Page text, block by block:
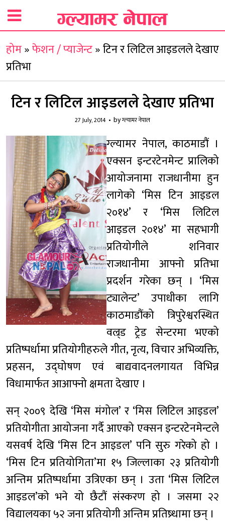
होम»फेशन / प्याजेन्ट»टिन र लिटिल आइडलले देखाए
प्रतिभा
टिन र लिटिल आइडलले देखाए प्रतिभा
27 July, 2014 byग्ल्यामर नेपाल
ग्ल्यामर नेपाल, काठमाडौं ।
एक्सन इन्टरटेनमेन्ट प्रालिको
आयोजनामा राजधानीमा हुन
लागेको ‘मिस टिन आइडल
२०१४’ र ‘मिस लिटिल
आइडल २०१४’ मा सहभागी
प्रतियोगीले शनिवार
राजधानीमा आफ्नो प्रतिभा
प्रदर्शन गरेका छन् । ‘मिस
ट्यालेन्ट’ उपाधीका लागि
काठमाडौंको त्रिपुरेश्वरस्थित
वल्र्ड ट्रेड सेन्टरमा भएको
प्रतिष्पर्धामा प्रतियोगीहरुले गीत, नृत्य, विचार अभिव्यक्ति,
प्रहसन, उद्घोषण एवं बाद्यवादनलगायत विभिन्न
विधामार्फत आआफ्नो क्षमता देखाए ।
सन् २००९ देखि ‘मिस मंगोल’ र ‘मिस लिटिल आइडल’
प्रतियोगीता आयोजना गर्दै आएको एक्सन इन्टरटेनमेन्टले
यसवर्ष देखि ‘मिस टिन आइडल’ पनि सुरु गरेको हो ।
‘मिस टिन प्रतियोगिता’मा १५ जिल्लाका २३ प्रतियोगी
अन्तिम प्रतिष्पर्धामा उत्रिएका छन् । उता ‘मिस लिटिल
आइडल’को भने यो छैटौं संस्करण हो । जसमा २२
विद्यालयका ५२ जना प्रतियोगी अन्तिम प्रतिष्र्धामा छन् ।